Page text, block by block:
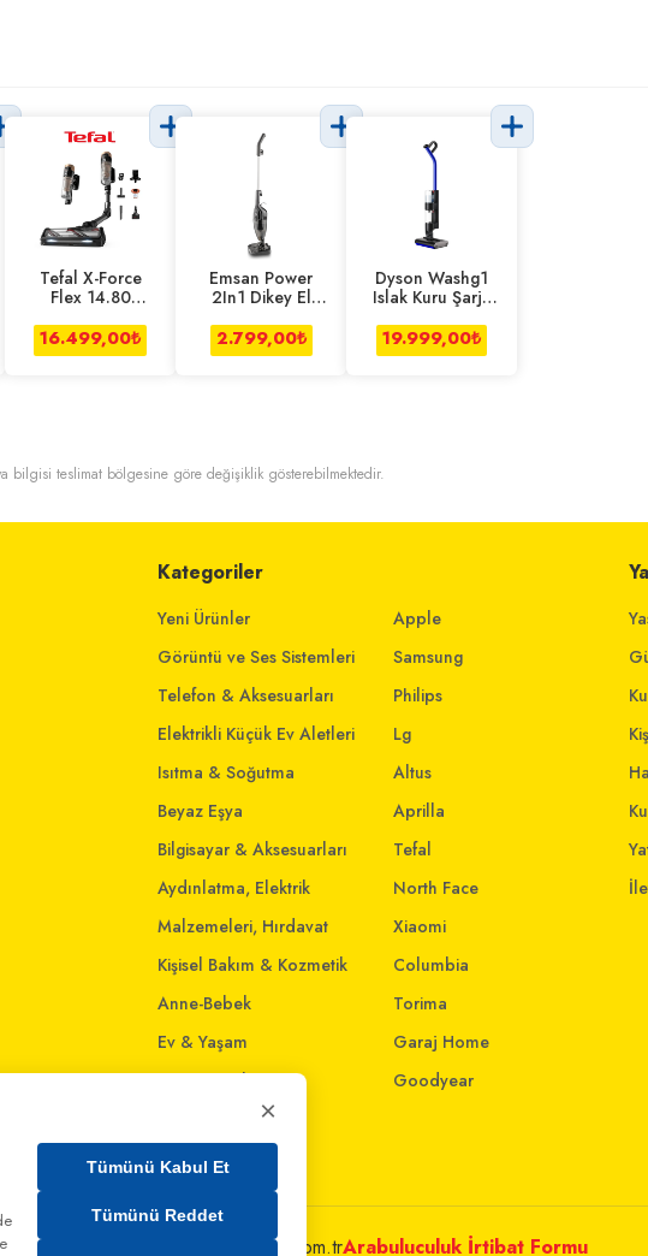
Tefal X-Force
Flex 14.80
Şarjlı Dikey
Süpürge
16.499,00₺
Emsan Power
2In1 Dikey El
2.799,00₺
Dyson Washg1
Islak Kuru Şarjlı
19.999,00₺
bilgisi teslimat bölgesine göre değişiklik gösterebilmektedir.
Kategoriler
Yeni Ürünler
Görüntü ve Ses Sistemleri
Telefon & Aksesuarları
Elektrikli Küçük Ev Aletleri
Isıtma & Soğutma
Beyaz Eşya
Bilgisayar & Aksesuarları
Aydınlatma, Elektrik
Malzemeleri, Hırdavat
Kişisel Bakım & Kozmetik
Anne-Bebek
Ev & Yaşam
Giyim ve Aksesuar
Ev İnterneti
Apple
Samsung
Philips
Lg
Altus
Aprilla
Tefal
North Face
Xiaomi
Columbia
Torima
Garaj Home
Goodyear
musterihizmetleri@mim.sokmarket.com.trArabuluculuk İrtibat Formu
×
Tümünü Kabul Et
Tümünü Reddet